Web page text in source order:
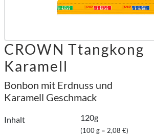
CROWN Ttangkong
Karamell
Bonbon mit Erdnuss und
Karamell Geschmack
Inhalt 120g
(100 g = 2,08 €)